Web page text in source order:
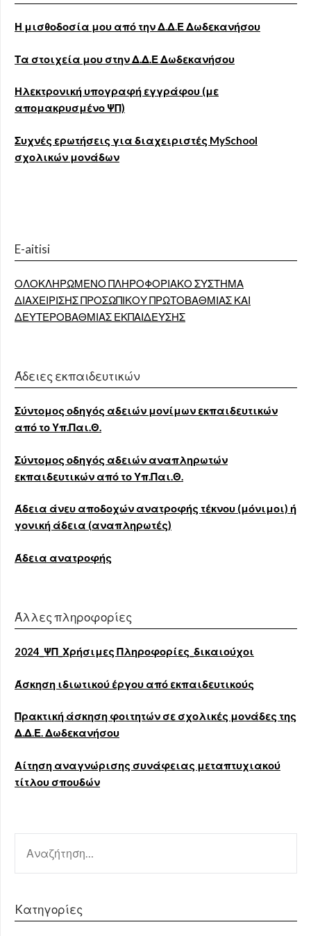
Η μισθοδοσία μου από την Δ.Δ.Ε Δωδεκανήσου
Τα στοιχεία μου στην Δ.Δ.Ε Δωδεκανήσου
Ηλεκτρονική υπογραφή εγγράφου (με
απομακρυσμένο ΨΠ)
Συχνές ερωτήσεις για διαχειριστές MySchool
σχολικών μονάδων
E-aitisi
ΟΛΟΚΛΗΡΩΜΕΝΟ ΠΛΗΡΟΦΟΡΙΑΚΟ ΣΥΣΤΗΜΑ
ΔΙΑΧΕΙΡΙΣΗΣ ΠΡΟΣΩΠΙΚΟΥ ΠΡΩΤΟΒΑΘΜΙΑΣ ΚΑΙ
ΔΕΥΤΕΡΟΒΑΘΜΙΑΣ ΕΚΠΑΙΔΕΥΣΗΣ
Άδειες εκπαιδευτικών
Σύντομος οδηγός αδειών μονίμων εκπαιδευτικών
από το Υπ.Παι.Θ.
Σύντομος οδηγός αδειών αναπληρωτών
εκπαιδευτικών από το Υπ.Παι.Θ.
Άδεια άνευ αποδοχών ανατροφής τέκνου (μόνιμοι) ή
γονική άδεια (αναπληρωτές)
Άδεια ανατροφής
Άλλες πληροφορίες
2024_ΨΠ_Χρήσιμες Πληροφορίες_δικαιούχοι
Άσκηση ιδιωτικού έργου από εκπαιδευτικούς
Πρακτική άσκηση φοιτητών σε σχολικές μονάδες της
Δ.Δ.Ε. Δωδεκανήσου
Αίτηση αναγνώρισης συνάφειας μεταπτυχιακού
τίτλου σπουδών
ΓΙΑ:
Kατηγορίες